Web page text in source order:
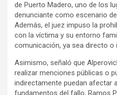
de Puerto Madero, uno de los
denunciante como escenario
Además, el juez impuso la
con la víctima y su entorno
comunicación, ya sea directo o
Asimismo, señaló que
realizar menciones públicas o
indirectamente puedan afectar